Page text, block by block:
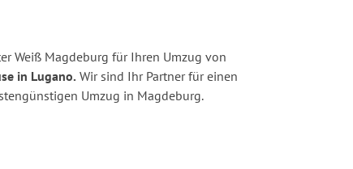
Weiß Magdeburg für Ihren Umzug von
in Lugano. Wir sind Ihr Partner für einen
Umzug in Magdeburg.